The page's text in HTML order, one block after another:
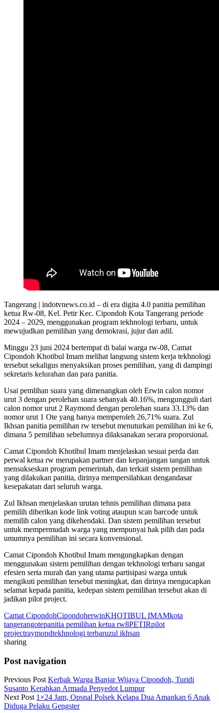
Tangerang | indotvnews.co.id – di era digita 4.0 panitia pemilihan
ketua Rw-08, Kel. Petir Kec. Cipondoh Kota Tangerang periode
2024 – 2029, menggunakan program tekhnologi terbaru, untuk
mewujudkan pemilihan yang demokrasi, jujur dan adil.
Minggu 23 juni 2024 bertempat di balai warga rw-08, Camat
Cipondoh Khotibul Imam melihat langsung sistem kerja tekhnologi
tersebut sekaligus menyaksikan proses pemilihan, yang di dampingi
sekretaris kelurahan dan para panitia.
Usai pemlihan suara yang dimenangkan oleh Erwin calon nomor
urut 3 dengan perolehan suara sebanyak 40.16%, mengungguli dari
calon nomor urut 2 Raymond dengan perolehan suara 33.13% dan
nomor urut 1 Ote yang hanya memperoleh 26,71% suara. Zul
Ikhsan panitia pemilihan rw tersebut menuturkan pemilihan ini ke 6,
dimana 5 pemilihan sebelumnya dilaksanakan secara proporsional.
Camat Cipondoh Khotibul Imam menjelaskan sesuai perda dan
perwal ketua rw merupakan partner dan kepanjangan tangan untuk
mensukseskan program pemerintah, dan terkait sistem pemilihan
yang dilakukan panitia, dirinya mempersilahkan dengandasar
kesepakatan dari seluruh warga.
Zul Ikhsan menjelaskan urutan tehnis pemilihan dimana para
pemilih diberikan kode link voting ataupun scan barcode untuk
memilih calon yang dikehendaki. Dan sistem pemilihan tersebut
untuk mempermudah warga yang mempunyai hak pilih dan pada
umumnya pemilihan ini secara konvensional.
Camat Cipondoh Khotibul Imam mengungkapkan dengan
menggunakan sistem pemilihan dengan tekhnologi terbaru sangat
efesien serta murah dan yang utama partisipasi warga untuk
mengikuti pemilihan tersebut meningkat, dan dirinya mengucapkan
selamat kepada panitia, kedepan sistem pemilihan tersebut akan di
jadikan pilot project.
Camat CipondohCipondoherwinKHOTIBUL IMAMkota
tangerangotepanitia pemilihan ketua rw8PETIRpilot
projectraymondtekhnologi terbaruzul ikhsan
sharing
Post navigation
Previous Post Kerbak Warga Banjar Wijaya Cipondoh, Turidi
Susanto Kerahkan Armada Penyedot Lumpur
Next Post 1×24 Jam, Opsnal Polsek Kelapa Dua Amankan 6 Anak
Diduga Pelaku Gengster